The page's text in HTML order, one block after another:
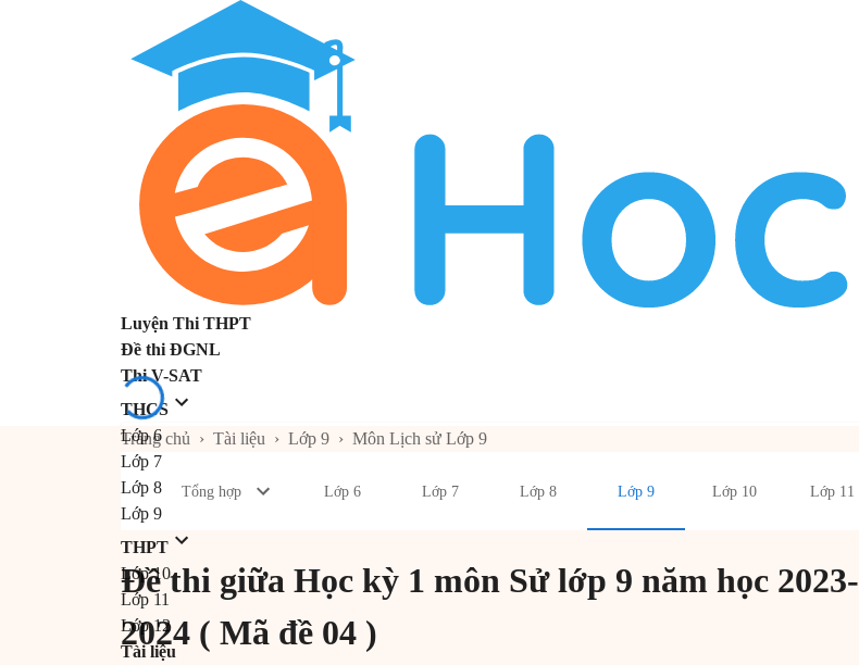
Luyện Thi THPT
Đề thi ĐGNL
Thi V-SAT
THCS
Lớp 6
Lớp 7
Lớp 8
Lớp 9
THPT
Lớp 10
Lớp 11
Lớp 12
Tài liệu
Trang chủ › Tài liệu › Lớp 9 › Môn Lịch sử Lớp 9
Tổng hợp Lớp 6 Lớp 7 Lớp 8 Lớp 9 Lớp 10 Lớp 11
Đề thi giữa Học kỳ 1 môn Sử lớp 9 năm học 2023-
2024 ( Mã đề 04 )